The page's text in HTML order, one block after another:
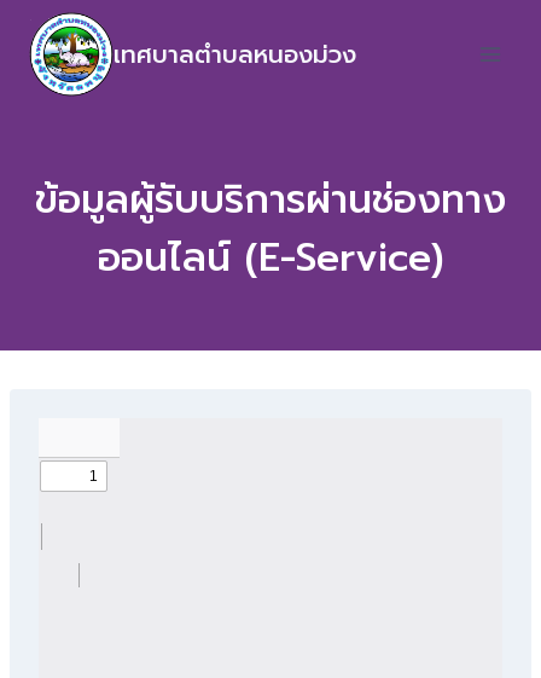
เทศบาลตำบลหนองม่วง
ข้อมูลผู้รับบริการผ่านช่องทาง
ออนไลน์ (E-Service)